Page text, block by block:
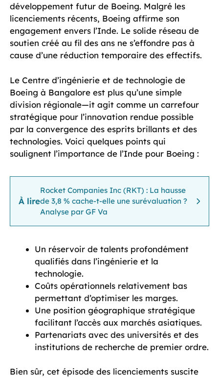
développement futur de Boeing. Malgré les
licenciements récents, Boeing affirme son
engagement envers l’Inde. Le solide réseau de
soutien créé au fil des ans ne s’effondre pas à
cause d’une réduction temporaire des effectifs.
Le Centre d’ingénierie et de technologie de
Boeing à Bangalore est plus qu’une simple
division régionale—it agit comme un carrefour
stratégique pour l’innovation rendue possible
par la convergence des esprits brillants et des
technologies. Voici quelques points qui
soulignent l’importance de l’Inde pour Boeing :
À lire
Rocket Companies Inc (RKT) : La hausse
de 3,8 % cache-t-elle une surévaluation ?
Analyse par GF Va
Un réservoir de talents profondément
qualifiés dans l’ingénierie et la
technologie.
Coûts opérationnels relativement bas
permettant d’optimiser les marges.
Une position géographique stratégique
facilitant l’accès aux marchés asiatiques.
Partenariats avec des universités et des
institutions de recherche de premier ordre.
Bien sûr, cet épisode des licenciements suscite